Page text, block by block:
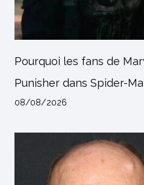
Pourquoi les fans de
Punisher dans Spider-
08/08/2026